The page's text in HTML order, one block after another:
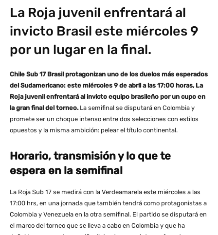
La Roja juvenil enfrentará al
invicto Brasil este miércoles 9
por un lugar en la final.
Chile Sub 17 Brasil protagonizan uno de los duelos más esperados
del Sudamericano: este miércoles 9 de abril a las 17:00 horas, La
Roja juvenil enfrentará al invicto equipo brasileño por un cupo en
la gran final del torneo.La semifinal se disputará en Colombia y
promete ser un choque intenso entre dos selecciones con estilos
opuestos y la misma ambición: pelear el título continental.
Horario, transmisión y lo que te
espera en la semifinal
La Roja Sub 17 se medirá con la Verdeamarela este miércoles a las
17:00 hrs, en una jornada que también tendrá como protagonistas a
Colombia y Venezuela en la otra semifinal. El partido se disputará en
el marco del torneo que se lleva a cabo en Colombia y que ha